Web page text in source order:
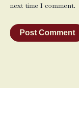
next time I comment.